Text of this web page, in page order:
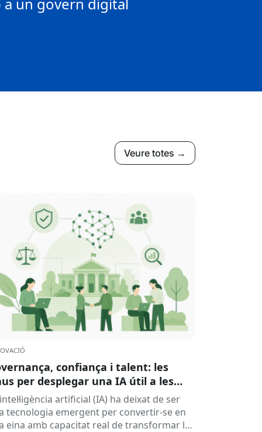
Veure totes →
confiança i talent: les
per desplegar una IA útil a les
artificial (IA) ha deixat de ser
tecnologia emergent per convertir-se en
eina amb capacitat real de transformar la